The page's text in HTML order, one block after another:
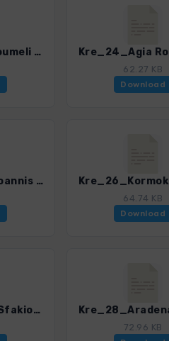
Kre_23_Agia Roumeli - Kasko_4947_3.gpx
62.27 KB
Download
Kre_25_Agios Ioannis - Agios Pavlos_4947_3.gpx
64.74 KB
Download
Kre_27_Chora Sfakion - Loutro_4947_3.gpx
72.96 KB